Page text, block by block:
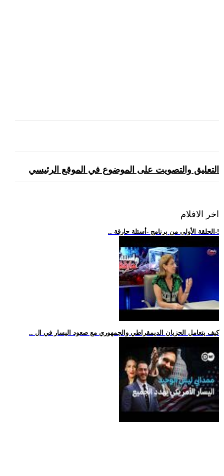
التعليق والتصويت على الموضوع في الموقع الرئيسي
اخر الافلام
.. الحلقة الأولى من برنامج -أسئلة حارقة-!
.. كيف يتعامل الحزبان الديمقراطي والجمهوري مع صعود اليسار في ال